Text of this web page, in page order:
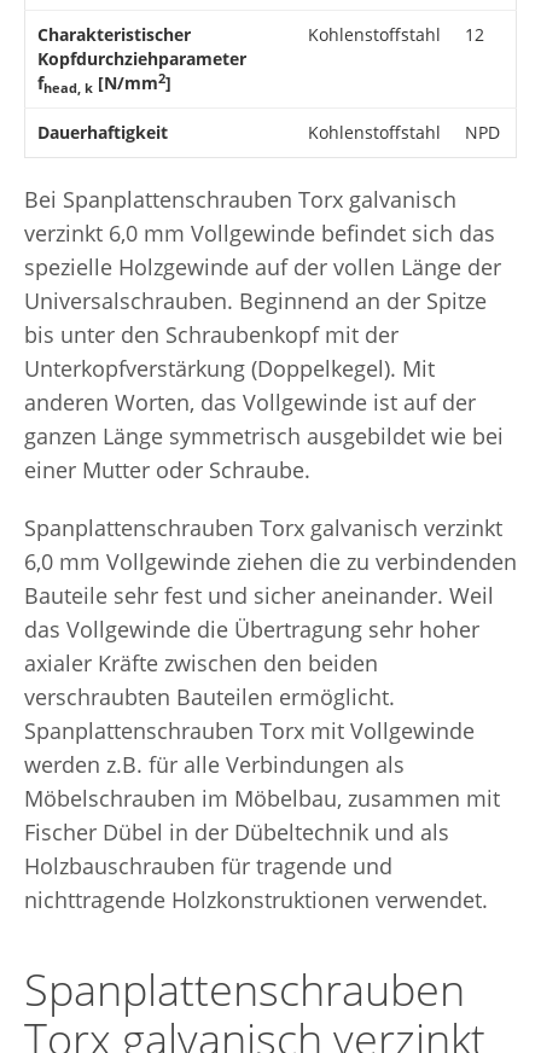
Charakteristischer
Kopfdurchziehparameter
fhead, k [N/mm2]
Kohlenstoffstahl 12
Dauerhaftigkeit Kohlenstoffstahl NPD
Bei Spanplattenschrauben Torx galvanisch
verzinkt 6,0 mm Vollgewinde befindet sich das
spezielle Holzgewinde auf der vollen Länge der
Universalschrauben. Beginnend an der Spitze
bis unter den Schraubenkopf mit der
Unterkopfverstärkung (Doppelkegel). Mit
anderen Worten, das Vollgewinde ist auf der
ganzen Länge symmetrisch ausgebildet wie bei
einer Mutter oder Schraube.
Spanplattenschrauben Torx galvanisch verzinkt
6,0 mm Vollgewinde ziehen die zu verbindenden
Bauteile sehr fest und sicher aneinander. Weil
das Vollgewinde die Übertragung sehr hoher
axialer Kräfte zwischen den beiden
verschraubten Bauteilen ermöglicht.
Spanplattenschrauben Torx mit Vollgewinde
werden z.B. für alle Verbindungen als
Möbelschrauben im Möbelbau, zusammen mit
Fischer Dübel in der Dübeltechnik und als
Holzbauschrauben für tragende und
nichttragende Holzkonstruktionen verwendet.
Spanplattenschrauben
Torx galvanisch verzinkt